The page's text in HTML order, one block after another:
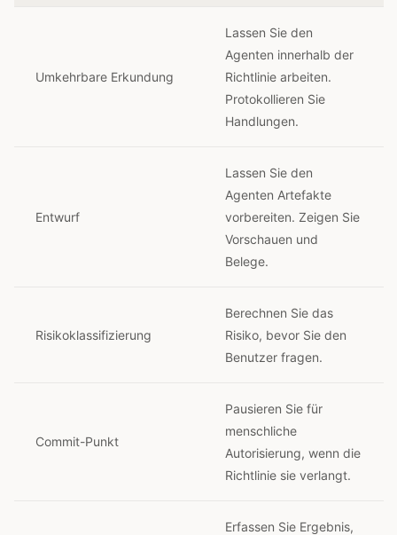
Umkehrbare Erkundung
Lassen Sie den
Agenten innerhalb der
Richtlinie arbeiten.
Protokollieren Sie
Handlungen.
Entwurf
Lassen Sie den
Agenten Artefakte
vorbereiten. Zeigen Sie
Vorschauen und
Belege.
Risikoklassifizierung
Berechnen Sie das
Risiko, bevor Sie den
Benutzer fragen.
Commit-Punkt
Pausieren Sie für
menschliche
Autorisierung, wenn die
Richtlinie sie verlangt.
Erfassen Sie Ergebnis,